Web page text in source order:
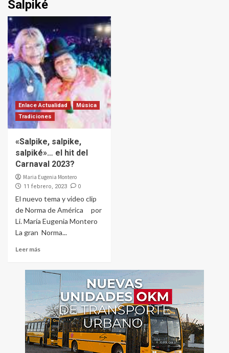
Salpiké
Enlace Actualidad
Música
Tradiciones
«Salpike, salpike,
salpiké»… el hit del
Carnaval 2023?
Maria Eugenia Montero
11 febrero, 2023 0
El nuevo tema y video clip
de Norma de América por
Li. María Eugenia Montero
La gran Norma...
Leer más